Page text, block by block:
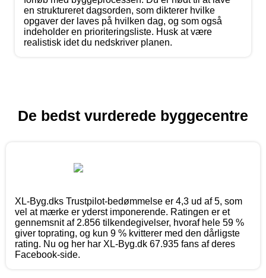
en struktureret dagsorden, som dikterer hvilke
opgaver der laves på hvilken dag, og som også
indeholder en prioriteringsliste. Husk at være
realistisk idet du nedskriver planen.
De bedst vurderede byggecentre
XL-Byg.dks Trustpilot-bedømmelse er 4,3 ud af 5, som
vel at mærke er yderst imponerende. Ratingen er et
gennemsnit af 2.856 tilkendegivelser, hvoraf hele 59 %
giver toprating, og kun 9 % kvitterer med den dårligste
rating. Nu og her har XL-Byg.dk 67.935 fans af deres
Facebook-side.